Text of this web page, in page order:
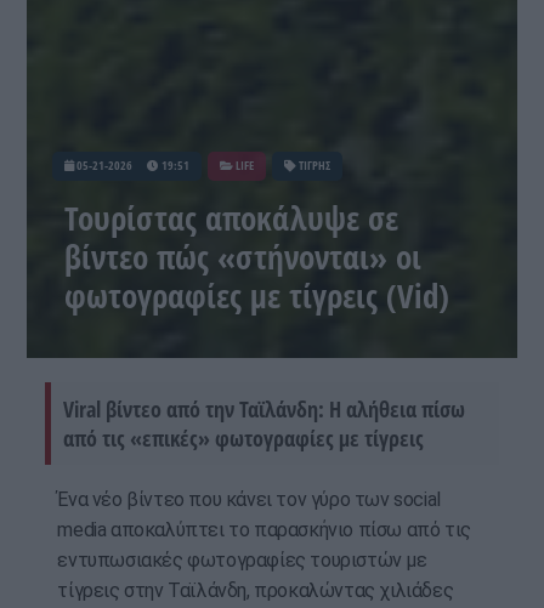
05-21-2026 19:51 LIFE ΤΙΓΡΗΣ
Τουρίστας αποκάλυψε σε
βίντεο πώς «στήνονται» οι
φωτογραφίες με τίγρεις (Vid)
Viral βίντεο από την Ταϊλάνδη: Η αλήθεια πίσω
από τις «επικές» φωτογραφίες με τίγρεις
Ένα νέο βίντεο που κάνει τον γύρο των social
media αποκαλύπτει το παρασκήνιο πίσω από τις
εντυπωσιακές φωτογραφίες τουριστών με
τίγρεις στην Ταϊλάνδη, προκαλώντας χιλιάδες